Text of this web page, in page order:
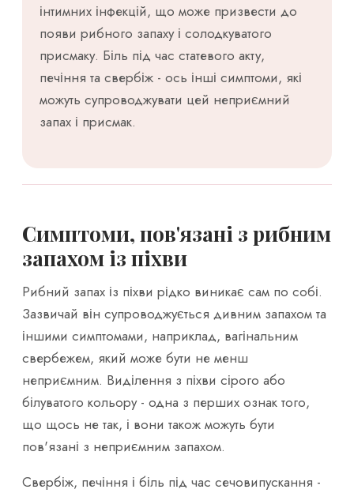
інтимних інфекцій, що може призвести до
появи рибного запаху і солодкуватого
присмаку. Біль під час статевого акту,
печіння та свербіж - ось інші симптоми, які
можуть супроводжувати цей неприємний
запах і присмак.
Симптоми, пов'язані з рибним
запахом із піхви
Рибний запах із піхви рідко виникає сам по собі.
Зазвичай він супроводжується дивним запахом та
іншими симптомами, наприклад, вагінальним
свербежем, який може бути не менш
неприємним. Виділення з піхви сірого або
білуватого кольору - одна з перших ознак того,
що щось не так, і вони також можуть бути
пов'язані з неприємним запахом.
Свербіж, печіння і біль під час сечовипускання -